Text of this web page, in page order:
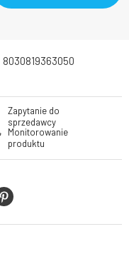
8030819363050
Zapytanie do
sprzedawcy
Monitorowanie
produktu